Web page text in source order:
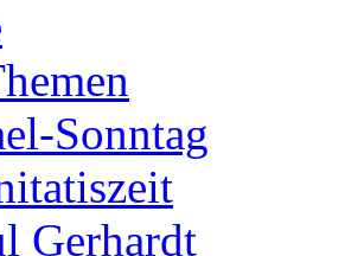
Sonntag
Gerhardt